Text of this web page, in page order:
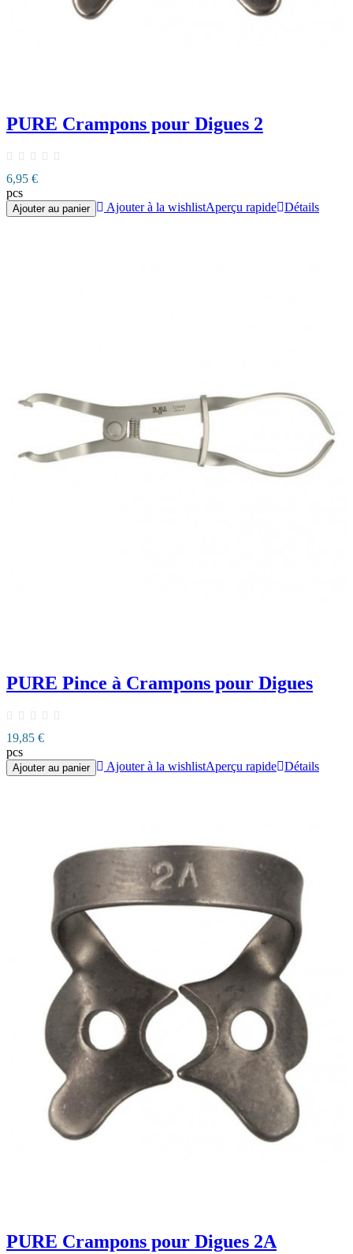
PURE Crampons pour Digues 2
6,95 €
pcs
Ajouter au panier Ajouter à la wishlistAperçu rapide Détails
PURE Pince à Crampons pour Digues
19,85 €
pcs
Ajouter au panier Ajouter à la wishlistAperçu rapide Détails
PURE Crampons pour Digues 2A